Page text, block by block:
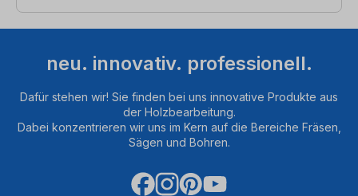
neu. innovativ. professionell.
Dafür stehen wir! Sie finden bei uns innovative Produkte aus
der Holzbearbeitung.
Dabei konzentrieren wir uns im Kern auf die Bereiche Fräsen,
Sägen und Bohren.